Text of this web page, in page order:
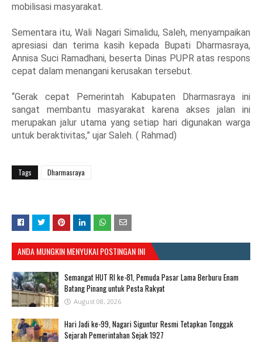
mobilisasi masyarakat.
Sementara itu, Wali Nagari Simalidu, Saleh, menyampaikan
apresiasi dan terima kasih kepada Bupati Dharmasraya,
Annisa Suci Ramadhani, beserta Dinas PUPR atas respons
cepat dalam menangani kerusakan tersebut.
“Gerak cepat Pemerintah Kabupaten Dharmasraya ini
sangat membantu masyarakat karena akses jalan ini
merupakan jalur utama yang setiap hari digunakan warga
untuk beraktivitas,” ujar Saleh. ( Rahmad)
Tags Dharmasraya
ANDA MUNGKIN MENYUKAI POSTINGAN INI
Semangat HUT RI ke-81, Pemuda Pasar Lama Berburu Enam
Batang Pinang untuk Pesta Rakyat
August 08, 2026
Hari Jadi ke-99, Nagari Siguntur Resmi Tetapkan Tonggak
Sejarah Pemerintahan Sejak 1927